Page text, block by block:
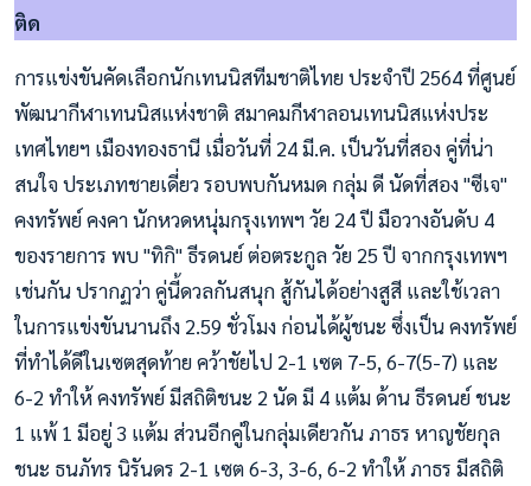
ติด
การแข่งขันคัดเลือกนักเทนนิสทีมชาติไทย ประจำปี 2564 ที่ศูนย์
พัฒนากีฬาเทนนิสแห่งชาติ สมาคมกีฬาลอนเทนนิสแห่งประ
เทศไทยฯ เมืองทองธานี เมื่อวันที่ 24 มี.ค. เป็นวันที่สอง คู่ที่น่า
สนใจ ประเภทชายเดี่ยว รอบพบกันหมด กลุ่ม ดี นัดที่สอง "ซีเจ"
คงทรัพย์ คงคา นักหวดหนุ่มกรุงเทพฯ วัย 24 ปี มือวางอันดับ 4
ของรายการ พบ "ทิกิ" ธีรดนย์ ต่อตระกูล วัย 25 ปี จากกรุงเทพฯ
เช่นกัน ปรากฏว่า คู่นี้ดวลกันสนุก สู้กันได้อย่างสูสี และใช้เวลา
ในการแข่งขันนานถึง 2.59 ชั่วโมง ก่อนได้ผู้ชนะ ซึ่งเป็น คงทรัพย์
ที่ทำได้ดีในเซตสุดท้าย คว้าชัยไป 2-1 เซต 7-5, 6-7(5-7) และ
6-2 ทำให้ คงทรัพย์ มีสถิติชนะ 2 นัด มี 4 แต้ม ด้าน ธีรดนย์ ชนะ
1 แพ้ 1 มีอยู่ 3 แต้ม ส่วนอีกคู่ในกลุ่มเดียวกัน ภาธร หาญชัยกุล
ชนะ ธนภัทร นิรันดร 2-1 เซต 6-3, 3-6, 6-2 ทำให้ ภาธร มีสถิติ